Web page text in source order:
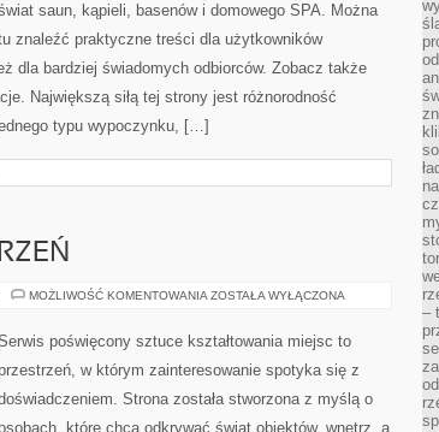
saun, kąpieli, basenów i domowego SPA. Można
znaleźć praktyczne treści dla użytkowników
dla bardziej świadomych odbiorców. Zobacz także
Największą siłą tej strony jest różnorodność
typu wypoczynku, […]
MOŻLIWOŚĆ KOMENTOWANIA WNĘTRZA
ZOSTAŁA WYŁĄCZONA
poświęcony sztuce kształtowania miejsc to
w którym zainteresowanie spotyka się z
Strona została stworzona z myślą o
które chcą odkrywać świat obiektów, wnętrz, a
–